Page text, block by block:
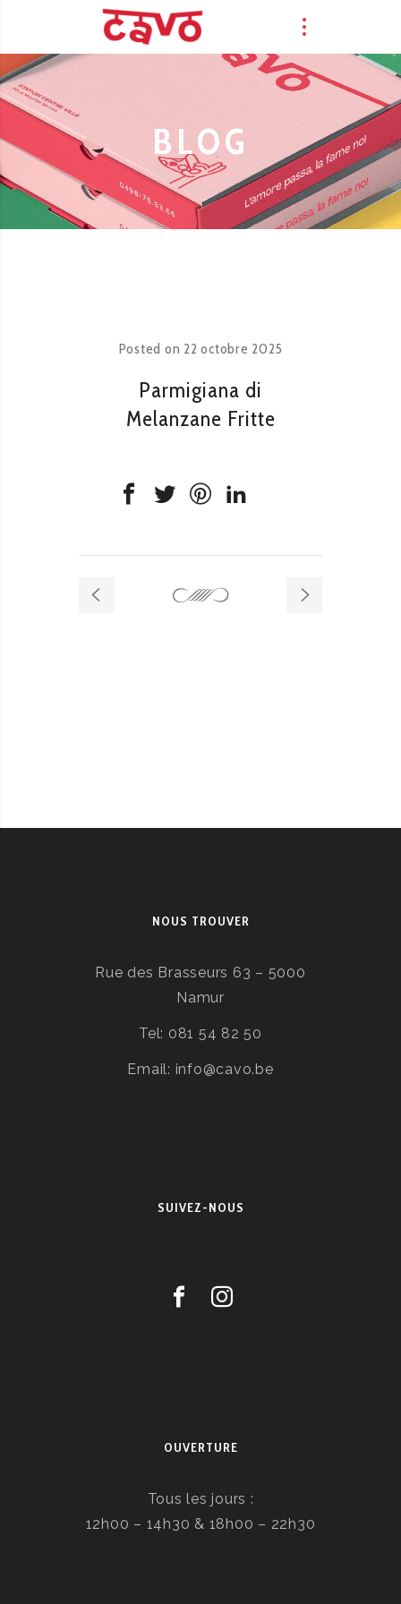
BLOG
Posted on 22 octobre 2025
Parmigiana di
Melanzane Fritte
NOUS TROUVER
Rue des Brasseurs 63 – 5000
Namur
Tel: 081 54 82 50
Email: info@cavo.be
SUIVEZ-NOUS
OUVERTURE
Tous les jours :
12h00 – 14h30 & 18h00 – 22h30